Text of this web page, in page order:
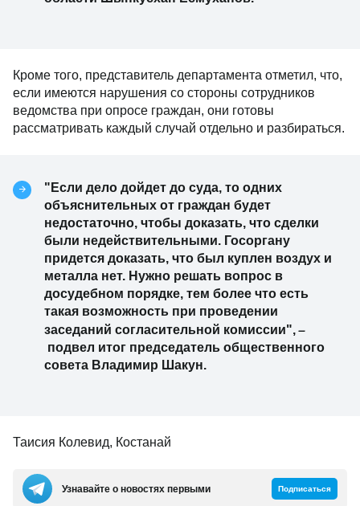
Кроме того, представитель департамента отметил, что,
если имеются нарушения со стороны сотрудников
ведомства при опросе граждан, они готовы
рассматривать каждый случай отдельно и разбираться.
"Если дело дойдет до суда, то одних
объяснительных от граждан будет
недостаточно, чтобы доказать, что сделки
были недействительными. Госоргану
придется доказать, что был куплен воздух и
металла нет. Нужно решать вопрос в
досудебном порядке, тем более что есть
такая возможность при проведении
заседаний согласительной комиссии",–
подвел итог председатель общественного
совета Владимир Шакун.
Таисия Колевид, Костанай
Узнавайте о новостях первыми Подписаться